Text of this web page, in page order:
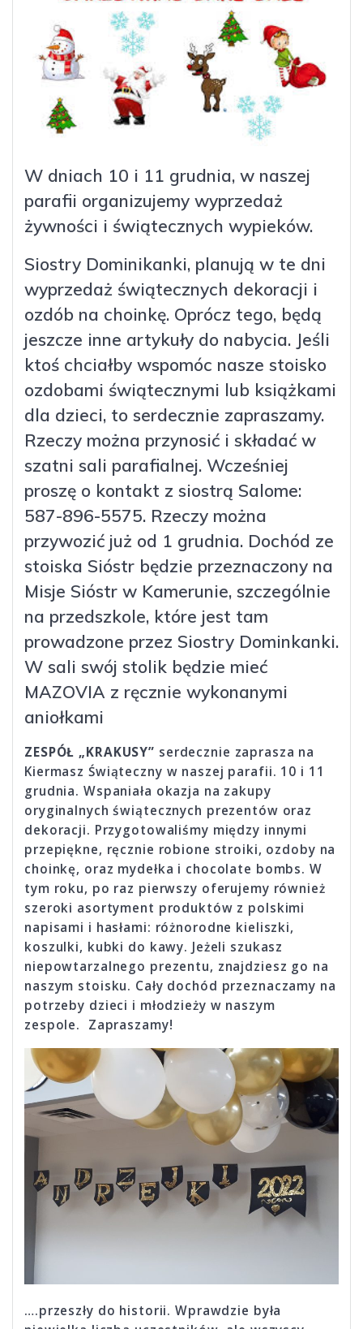
W dniach 10 i 11 grudnia, w naszej
parafii organizujemy wyprzedaż
żywności i świątecznych wypieków.
Siostry Dominikanki, planują w te dni
wyprzedaż świątecznych dekoracji i
ozdób na choinkę. Oprócz tego, będą
jeszcze inne artykuły do nabycia. Jeśli
ktoś chciałby wspomóc nasze stoisko
ozdobami świątecz­nymi lub książkami
dla dzieci, to serdecznie zapraszamy.
Rzeczy można przynosić i składać w
szatni sali parafialnej. Wcześniej
proszę o kontakt z siostrą Salome:
587-896-5575. Rzeczy można
przywozić już od 1 grudnia. Dochód ze
stoiska Sióstr będzie przeznaczony na
Misje Sióstr w Kamerunie, szczególnie
na przedszkole, które jest tam
prowadzone przez Siostry Dominkanki.
W sali swój stolik będzie mieć
MAZOVIA z ręcznie wykonanymi
aniołkami
ZESPÓŁ „KRAKUSY” serdecznie zaprasza na
Kiermasz Świąteczny w naszej parafii. 10 i 11
grudnia. Wspaniała okazja na zakupy
oryginalnych świątecznych prezentów oraz
dekoracji. Przygotowaliśmy między innymi
przepiękne, ręcznie robione stroiki, ozdoby na
choinkę, oraz mydełka i chocolate bombs. W
tym roku, po raz pierwszy oferujemy również
szeroki asortyment produktów z polskimi
napisami i hasłami: różnorodne kieliszki,
koszulki, kubki do kawy. Jeżeli szukasz
niepowtarzalnego prezentu, znajdziesz go na
naszym stoisku. Cały dochód przeznaczamy na
potrzeby dzieci i młodzieży w naszym
zespole. Zapraszamy!
….przeszły do historii. Wprawdzie była